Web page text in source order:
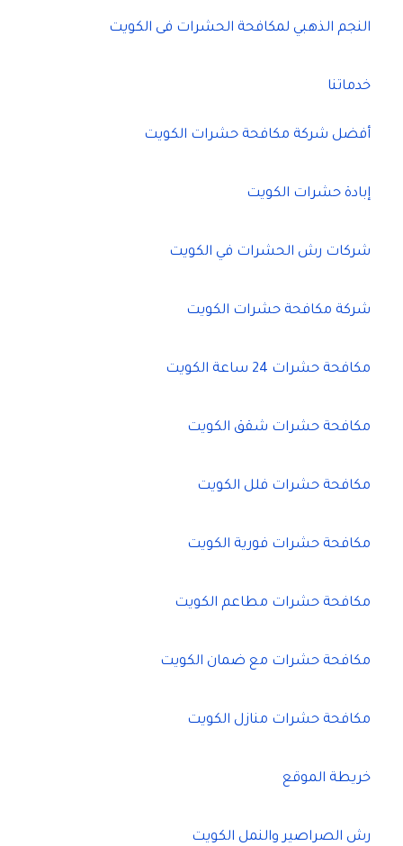
النجم الذهبي لمكافحة الحشرات فى الكويت
خدماتنا
أفضل شركة مكافحة حشرات الكويت
إبادة حشرات الكويت
شركات رش الحشرات في الكويت
شركة مكافحة حشرات الكويت
مكافحة حشرات 24 ساعة الكويت
مكافحة حشرات شقق الكويت
مكافحة حشرات فلل الكويت
مكافحة حشرات فورية الكويت
مكافحة حشرات مطاعم الكويت
مكافحة حشرات مع ضمان الكويت
مكافحة حشرات منازل الكويت
خريطة الموقع
رش الصراصير والنمل الكويت